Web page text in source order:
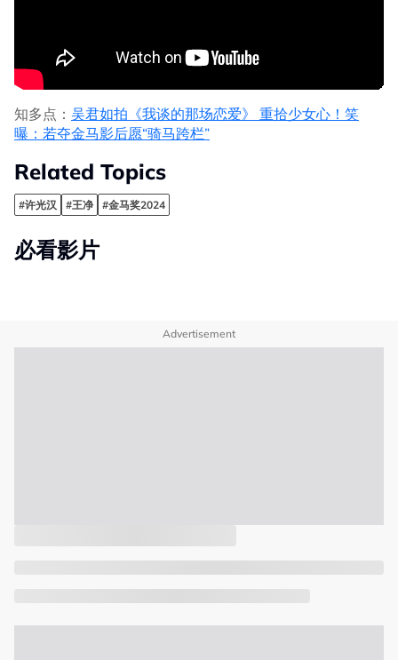
知多点： 吴君如拍《我谈的那场恋爱》 重拾少女心！笑
曝：若夺金马影后愿“骑马跨栏”
Related Topics
#许光汉 #王净 #金马奖2024
必看影片
Advertisement